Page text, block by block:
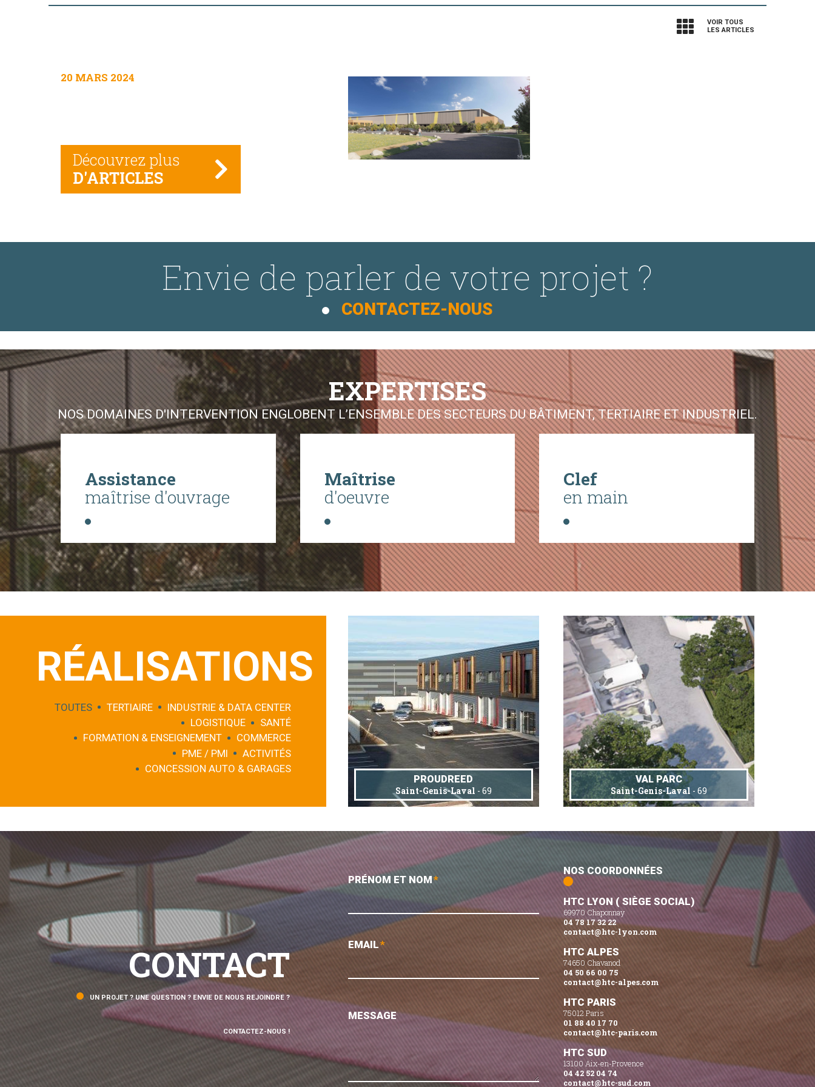
VOIR TOUS
LES ARTICLES
20 MARS 2024
Découvrez plus
D'ARTICLES
Envie de parler de votre projet ?
CONTACTEZ-NOUS
EXPERTISES
NOS DOMAINES D'INTERVENTION ENGLOBENT L’ENSEMBLE DES SECTEURS DU BÂTIMENT, TERTIAIRE ET INDUSTRIEL.
Assistance
maîtrise d'ouvrage
Maîtrise
d'oeuvre
Clef
en main
RÉALISATIONS
TOUTES TERTIAIRE
INDUSTRIE & DATA CENTER
LOGISTIQUE
SANTÉ
FORMATION & ENSEIGNEMENT
COMMERCE
PME / PMI
ACTIVITÉS
CONCESSION AUTO & GARAGES
PROUDREED
Saint-Genis-Laval - 69
VAL PARC
Saint-Genis-Laval - 69
CONTACT
UN PROJET ? UNE QUESTION ? ENVIE DE NOUS REJOINDRE ?
CONTACTEZ-NOUS !
PRÉNOM ET NOM*
EMAIL*
MESSAGE
NOS COORDONNÉES
HTC LYON ( SIÈGE SOCIAL)
69970 Chaponnay
04 78 17 32 22
contact@htc-lyon.com
HTC ALPES
74650 Chavanod
04 50 66 00 75
contact@htc-alpes.com
HTC PARIS
75012 Paris
01 88 40 17 70
contact@htc-paris.com
HTC SUD
13100 Aix-en-Provence
04 42 52 04 74
contact@htc-sud.com